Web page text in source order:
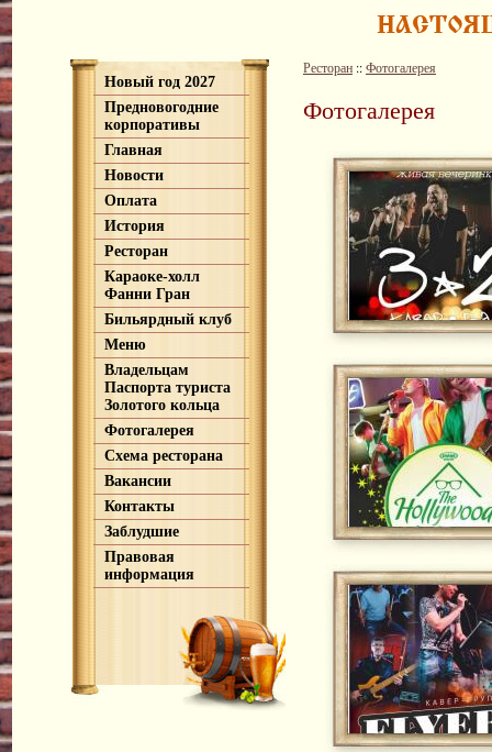
Новый год 2027
Предновогодние
корпоративы
Главная
Новости
Оплата
История
Ресторан
Караоке-холл
Фанни Гран
Бильярдный клуб
Меню
Владельцам
Паспорта туриста
Золотого кольца
Фотогалерея
Схема ресторана
Вакансии
Контакты
Заблудшие
Правовая
информация
Ресторан ::Фотогалерея
Фотогалерея